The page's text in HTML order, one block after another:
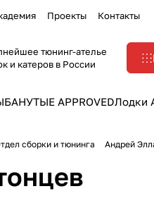
Проекты Контакты
тюнинг-ателье
и катеров в России
APPROVEDЛодки
сборки и тюнинга Андрей